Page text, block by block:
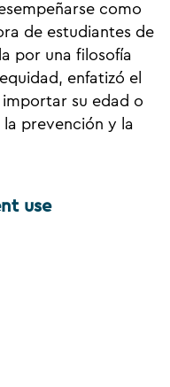
como
de estudiantes de
por una filosofía
enfatizó el
su edad o
prevención y la
use